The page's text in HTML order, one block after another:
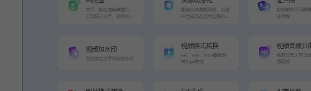
视频水印怎么去除？2026年5款视频去水印软
视频怎么去掉水印？2026亲测6款免费工具一